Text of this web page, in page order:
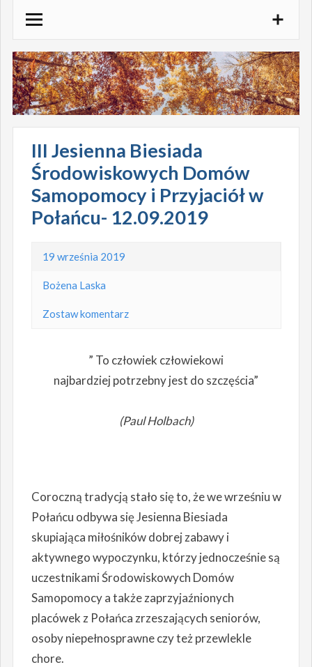
treści
III Jesienna Biesiada
Środowiskowych Domów
Samopomocy i Przyjaciół w
Połańcu- 12.09.2019
19 września 2019
Bożena Laska
Zostaw komentarz
” To człowiek człowiekowi
najbardziej potrzebny jest do szczęścia”
(Paul Holbach)
Coroczną tradycją stało się to, że we wrześniu w
Połańcu odbywa się Jesienna Biesiada
skupiająca miłośników dobrej zabawy i
aktywnego wypoczynku, którzy jednocześnie są
uczestnikami Środowiskowych Domów
Samopomocy a także zaprzyjaźnionych
placówek z Połańca zrzeszających seniorów,
osoby niepełnosprawne czy też przewlekle
chore.